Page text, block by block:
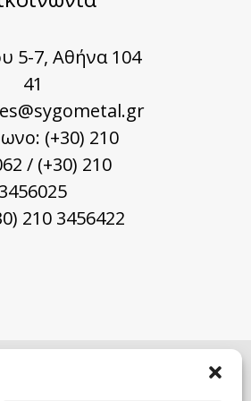
5-7, Αθήνα 104
41
(+30) 210
/ (+30) 210
3456025
210 3456422